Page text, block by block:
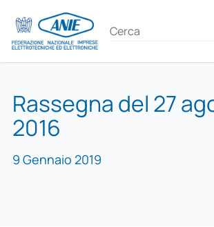
Rassegna del 27
2016
9 Gennaio 2019